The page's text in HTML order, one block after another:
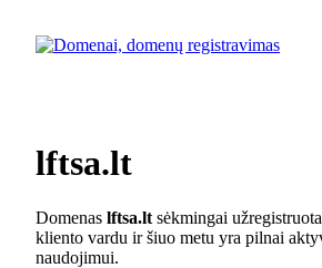
lftsa.lt
Domenas lftsa.lt sėkmingai
kliento vardu ir šiuo metu yra pilnai
naudojimui.